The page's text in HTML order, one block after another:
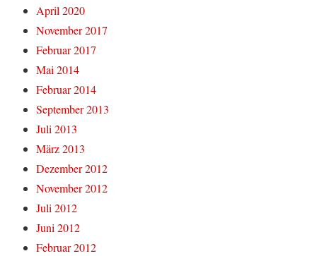
April 2020
November 2017
Februar 2017
Mai 2014
Februar 2014
September 2013
Juli 2013
März 2013
Dezember 2012
November 2012
Juli 2012
Juni 2012
Februar 2012